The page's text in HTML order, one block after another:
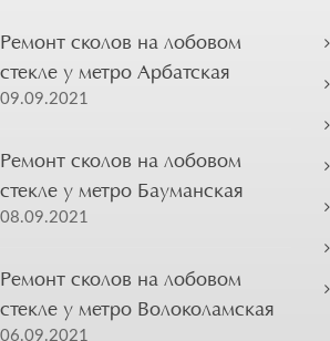
Ремонт сколов на лобовом
стекле у метро Арбатская
09.09.2021
Ремонт сколов на лобовом
стекле у метро Бауманская
08.09.2021
Ремонт сколов на лобовом
стекле у метро Волоколамская
06.09.2021